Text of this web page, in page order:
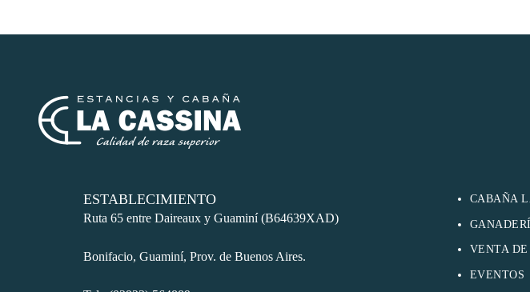
ESTABLECIMIENTO
Ruta 65 entre Daireaux y Guaminí (B64639XAD)
Bonifacio, Guaminí, Prov. de Buenos Aires.
CABAÑA
VENTA DE
EVENTOS